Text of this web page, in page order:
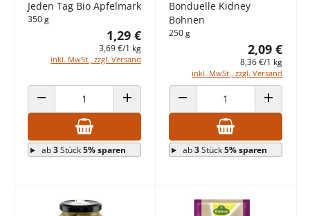
Jeden Tag Bio Apfelmark
350 g
1,29 €
3,69 €/1 kg
inkl. MwSt., zzgl. Versand
ANZAHL VERRINGERN ANZAHL ERHÖHEN
ab3Stück5% sparen
Bonduelle Kidney
Bohnen
250 g
2,09 €
8,36 €/1 kg
inkl. MwSt., zzgl. Versand
ANZAHL VERRINGERN ANZAHL
ab3Stück5% sparen